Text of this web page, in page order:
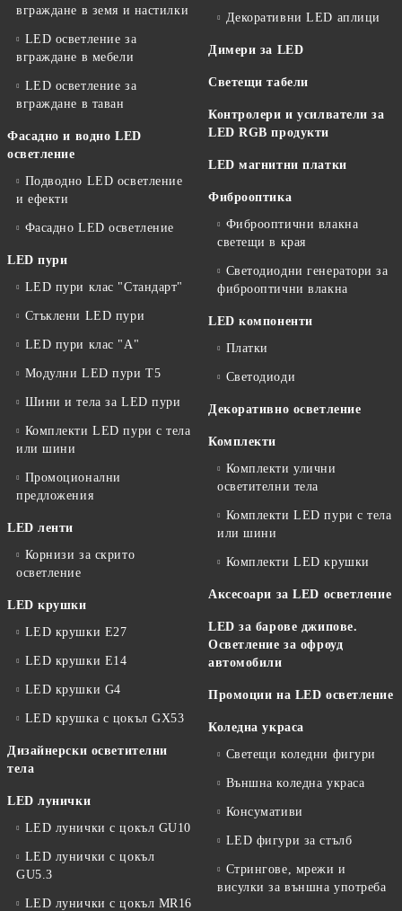
вграждане в земя и настилки
LED осветление за
вграждане в мебели
LED осветление за
вграждане в таван
Фасадно и водно LED
осветление
Подводно LED осветление
и ефекти
Фасадно LED осветление
LED пури
LED пури клас "Стандарт"
Стъклени LED пури
LED пури клас "А"
Модулни LED пури T5
Шини и тела за LED пури
Комплекти LED пури с тела
или шини
Промоционални
предложения
LED ленти
Корнизи за скрито
осветление
LED крушки
LED крушки E27
LED крушки E14
LED крушки G4
LED крушка с цокъл GX53
Дизайнерски осветителни
тела
LED лунички
LED лунички с цокъл GU10
LED лунички с цокъл
GU5.3
LED лунички с цокъл MR16
Декоративни LED аплици
Димери за LED
Светещи табели
Контролери и усилватели за
LED RGB продукти
LED магнитни платки
Фиброоптика
Фиброоптични влакна
светещи в края
Светодиодни генератори за
фиброоптични влакна
LED компоненти
Платки
Светодиоди
Декоративно осветление
Комплекти
Комплекти улични
осветителни тела
Комплекти LED пури с тела
или шини
Комплекти LED крушки
Аксесоари за LED осветление
LED за барове джипове.
Осветление за офроуд
автомобили
Промоции на LED осветление
Коледна украса
Светещи коледни фигури
Външна коледна украса
Консумативи
LED фигури за стълб
Стрингове, мрежи и
висулки за външна употреба